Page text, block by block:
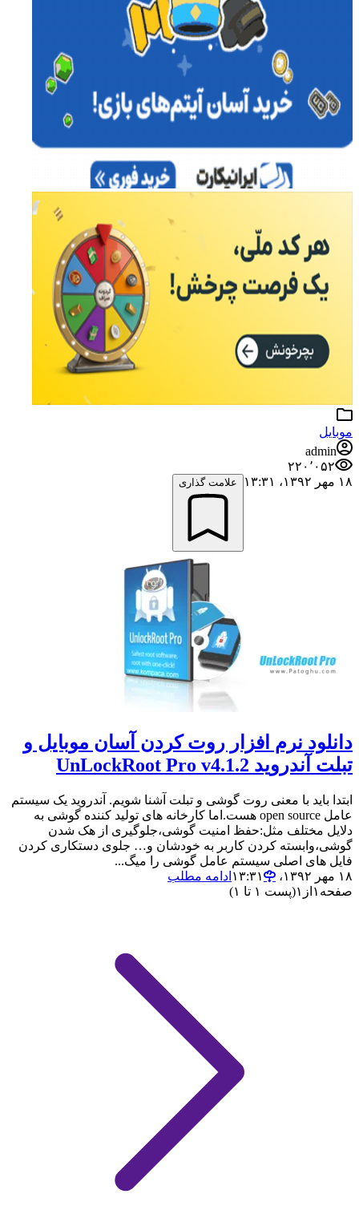
موبایل
admin
۲۲۰٬۰۵۲
۱۸ مهر ۱۳۹۲،‏ ۱۳:۳۱
علامت گذاری
دانلود نرم افزار روت کردن آسان موبایل و
تبلت آندروید UnLockRoot Pro v4.1.2
ابتدا باید با معنی روت گوشی و تبلت آشنا شویم. آندروید یک سیستم
عامل open source هست.اما کارخانه های تولید کننده گوشی به
دلایل مختلف مثل:حفظ امنیت گوشی،جلوگیری از هک شدن
گوشی،وابسته کردن کاربر به خودشان و… جلوی دستکاری کردن
فایل های اصلی سیستم عامل گوشی را میگ...
۱۸ مهر ۱۳۹۲،‏ ۱۳:۳۱
ادامه مطلب
صفحه ۱ از ۱(پست ۱ تا ۱)